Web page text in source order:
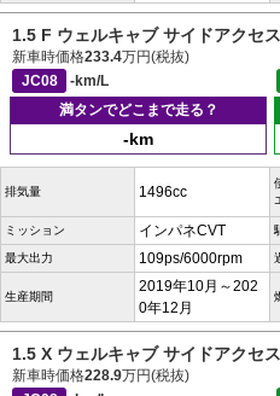
1.5 F ウェルキャブ サイドアクセ
新車時価格233.4万円(税抜)
JC08
-km/L
満タンでどこまで走る？
-km
排気量 1496cc
ミッション インパネCVT
最大出力 109ps/6000rpm
生産期間
2019年10月～202
0年12月
1.5 X ウェルキャブ サイドアクセ
新車時価格228.9万円(税抜)